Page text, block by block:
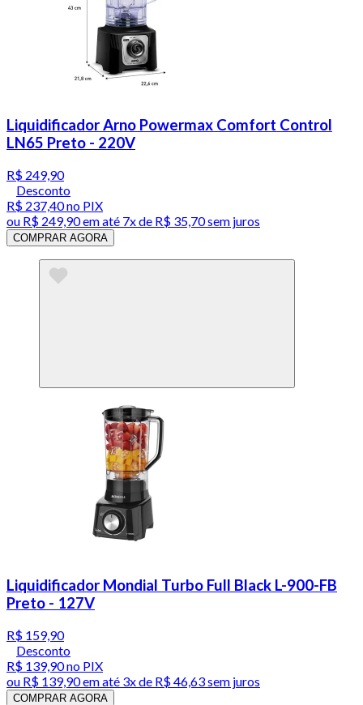
Liquidificador Arno Powermax Comfort Control
LN65 Preto - 220V
R$ 249,90
Desconto
R$ 237,40no PIX
ou R$ 249,90em até 7x de R$ 35,70 sem juros
COMPRAR AGORA
Liquidificador Mondial Turbo Full Black L-900-FB
Preto - 127V
R$ 159,90
Desconto
R$ 139,90no PIX
ou R$ 139,90em até 3x de R$ 46,63 sem juros
COMPRAR AGORA